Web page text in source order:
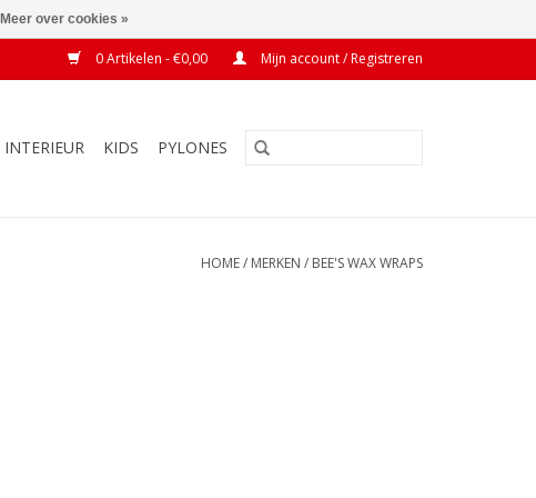
0 Artikelen - €0,00 Mijn account / Registreren
INTERIEUR KIDS PYLONES
HOME/ MERKEN / BEE'S WAX WRAPS
Meer over cookies »